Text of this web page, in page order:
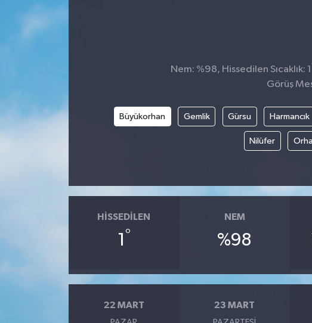
Nem: %98, Hissedilen Sıcaklık: 1
Görüş
Büyükorhan Gemlik Gürsu Harmancık
Nilüfer
HISSEDILEN
1°
NEM
%98
22 MART 23 MART